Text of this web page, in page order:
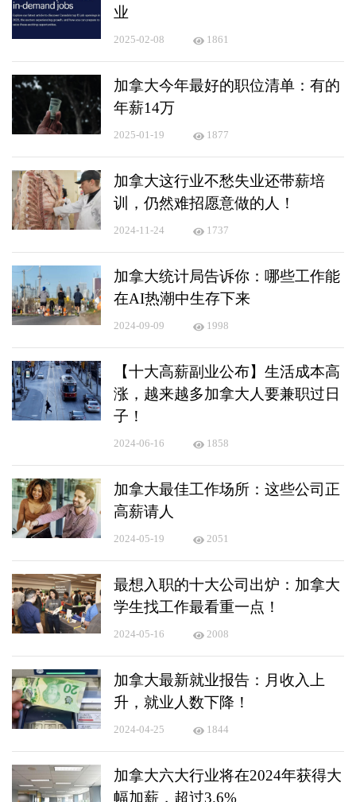
业
2025-02-08 1861
加拿大今年最好的职位清单：有的
年薪14万
2025-01-19 1877
加拿大这行业不愁失业还带薪培
训，仍然难招愿意做的人！
2024-11-24 1737
加拿大统计局告诉你：哪些工作能
在AI热潮中生存下来
2024-09-09 1998
【十大高薪副业公布】生活成本高
涨，越来越多加拿大人要兼职过日
子！
2024-06-16 1858
加拿大最佳工作场所：这些公司正
高薪请人
2024-05-19 2051
最想入职的十大公司出炉：加拿大
学生找工作最看重一点！
2024-05-16 2008
加拿大最新就业报告：月收入上
升，就业人数下降！
2024-04-25 1844
加拿大六大行业将在2024年获得大
幅加薪，超过3.6%